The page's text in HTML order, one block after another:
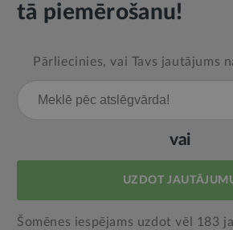
tā piemērošanu!
Pārliecinies, vai Tavs jautājums
vai
UZDOT
Šomēnes iespējams uzdot vēl 183